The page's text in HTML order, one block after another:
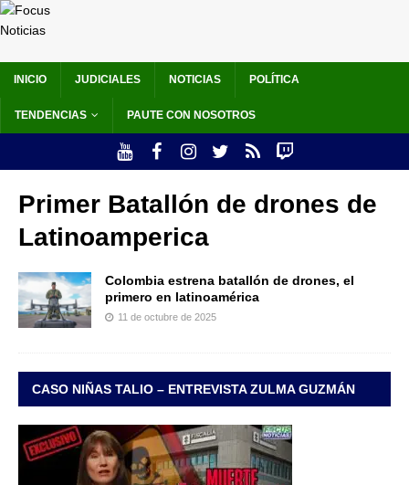
INICIO JUDICIALES NOTICIAS POLÍTICA
TENDENCIAS PAUTE CON NOSOTROS
Primer Batallón de drones de
Latinoamperica
Colombia estrena batallón de drones, el
primero en latinoamérica
11 de octubre de 2025
CASO NIÑAS TALIO – ENTREVISTA ZULMA GUZMÁN